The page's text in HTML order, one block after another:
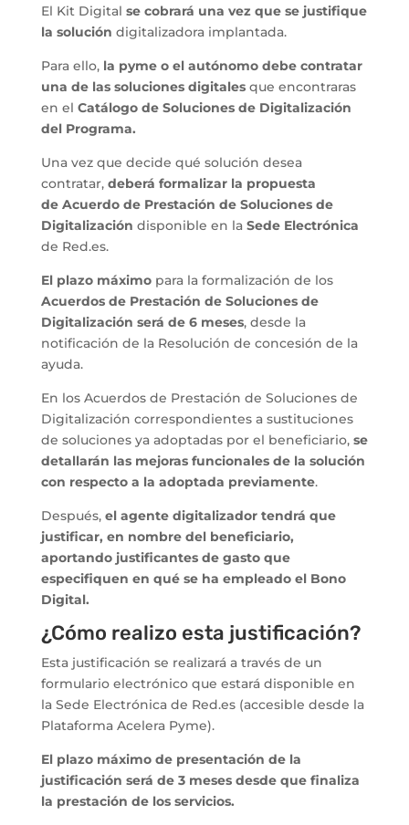
El Kit Digital se cobrará una vez que se justifique
la solución digitalizadora implantada.
Para ello, la pyme o el autónomo debe contratar
una de las soluciones digitales que encontraras
en el Catálogo de Soluciones de Digitalización
del Programa.
Una vez que decide qué solución desea
contratar, deberá formalizar la propuesta
de Acuerdo de Prestación de Soluciones de
Digitalización disponible en la Sede Electrónica
de Red.es.
El plazo máximopara la formalización de los
Acuerdos de Prestación de Soluciones de
Digitalización será de 6 meses, desde la
notificación de la Resolución de concesión de la
ayuda.
En los Acuerdos de Prestación de Soluciones de
Digitalización correspondientes a sustituciones
de soluciones ya adoptadas por el beneficiario, se
detallarán las mejoras funcionales de la solución
con respecto a la adoptada previamente.
Después, el agente digitalizador tendrá que
justificar, en nombre del beneficiario,
aportando justificantes de gasto que
especifiquen en qué se ha empleado el Bono
Digital.
¿Cómo realizo esta justificación?
Esta justificación se realizará a través de un
formulario electrónico que estará disponible en
la Sede Electrónica de Red.es (accesible desde la
Plataforma Acelera Pyme).
El plazo máximo de presentación de la
justificación será de 3 meses desde que finaliza
la prestación de los servicios.